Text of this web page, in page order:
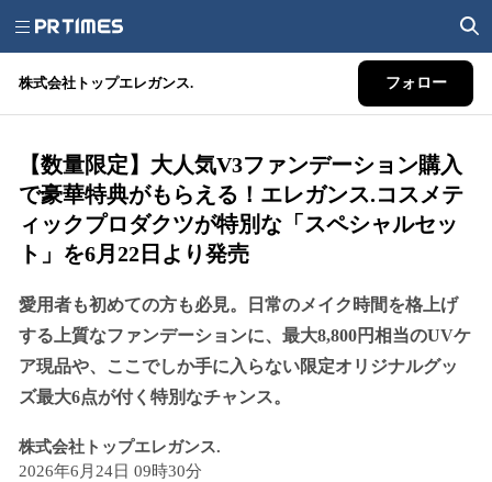
株式会社トップエレガンス. フォロー
【数量限定】大人気V3ファンデーション購入
で豪華特典がもらえる！エレガンス.コスメテ
ィックプロダクツが特別な「スペシャルセッ
ト」を6月22日より発売
愛用者も初めての方も必見。日常のメイク時間を格上げ
する上質なファンデーションに、最大8,800円相当のUVケ
ア現品や、ここでしか手に入らない限定オリジナルグッ
ズ最大6点が付く特別なチャンス。
株式会社トップエレガンス.
2026年6月24日 09時30分